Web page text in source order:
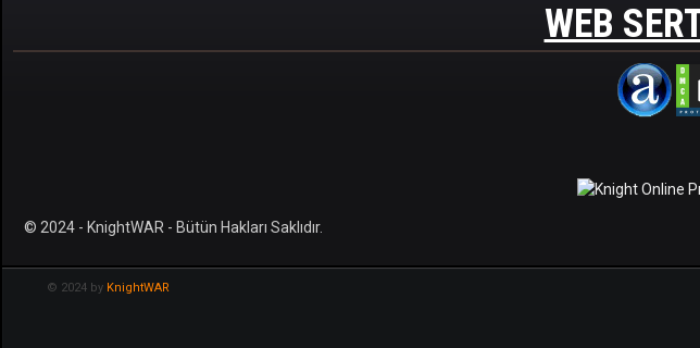
WEB
© 2024 - KnightWAR - Bütün Hakları Saklıdır.
© 2024 by KnightWAR